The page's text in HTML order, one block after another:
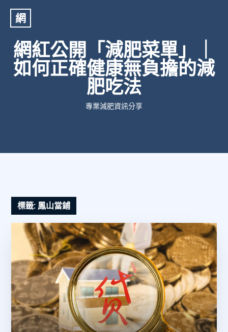
網
網紅公開「減肥菜單」｜
如何正確健康無負擔的減
肥吃法
專業減肥資訊分享
標籤: 鳳山當鋪